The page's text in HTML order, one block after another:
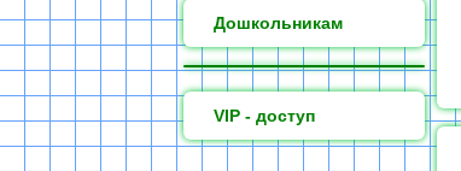
Дошкольникам
VIP - доступ